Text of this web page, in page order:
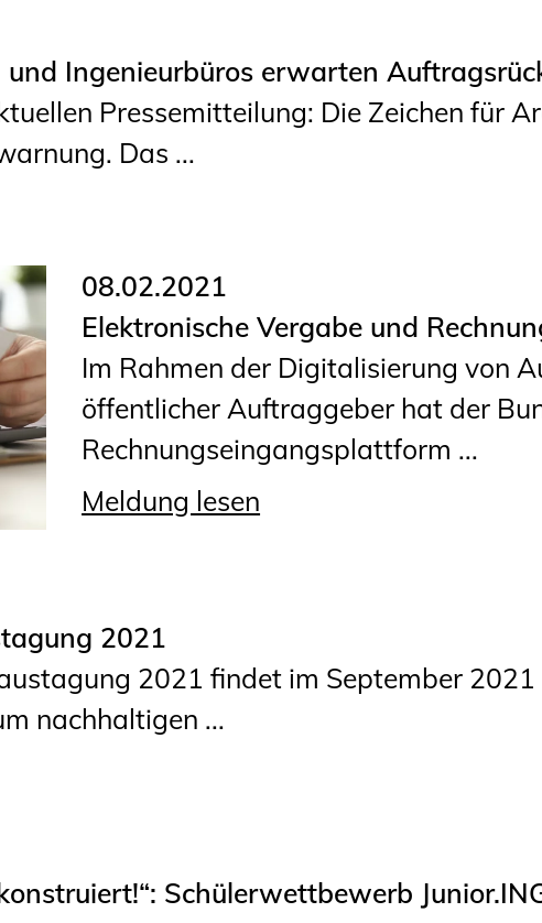
Ingenieurbüros erwarten
Pressemitteilung: Die Zeichen für
Das ...
08.02.2021
Elektronische Vergabe und
Im Rahmen der Digitalisierung von
öffentlicher Auftraggeber hat der
Rechnungseingangsplattform ...
Meldung lesen
2021
2021 findet im September
nachhaltigen ...
Schülerwettbewerb